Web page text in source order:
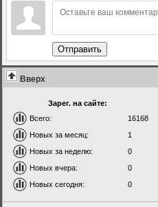
Отправить
Вверх
Зарег. на сайте:
Всего:
16168
Новых за месяц:
1
Новых за неделю:
0
Новых вчера:
0
Новых сегодня:
0